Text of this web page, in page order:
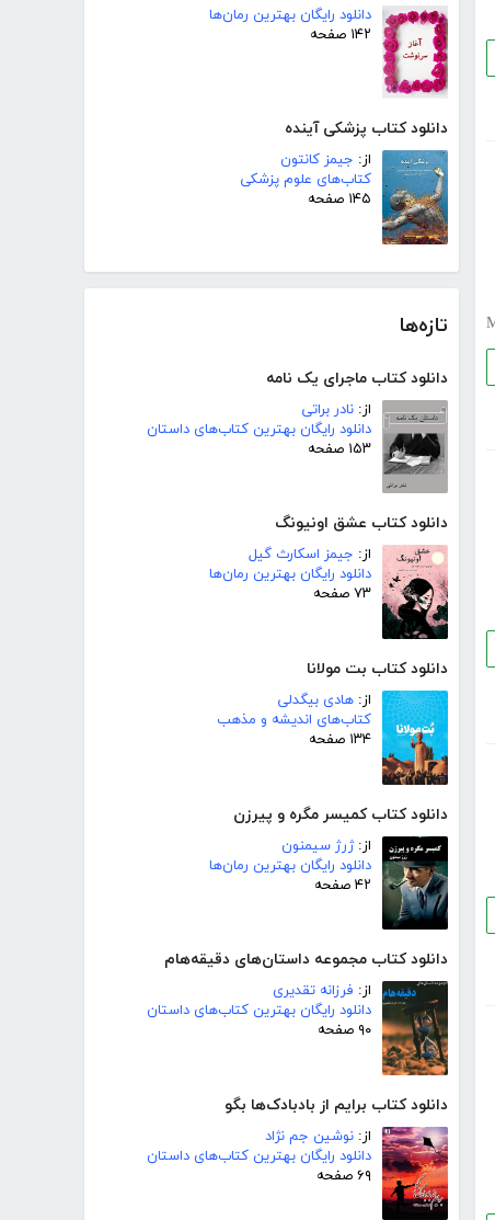
دانلود رایگان بهترین رمان‌ها
۱۴۲ صفحه
دانلود کتاب پزشکی آینده
از: جیمز کانتون
کتاب‌های علوم پزشکی
۱۴۵ صفحه
تازه‌ها
دانلود کتاب ماجرای یک نامه
از: نادر براتی
دانلود رایگان بهترین کتاب‌های داستان
۱۵۳ صفحه
دانلود کتاب عشق اونیونگ
از: جیمز اسکارث گیل
دانلود رایگان بهترین رمان‌ها
۷۳ صفحه
دانلود کتاب بت مولانا
از: هادی بیگدلی
کتاب‌های اندیشه و مذهب
۱۳۴ صفحه
دانلود کتاب کمیسر مگره و پیرزن
از:ژرژ سیمنون
دانلود رایگان بهترین رمان‌ها
۴۲ صفحه
دانلود کتاب مجموعه داستان‌های دقیقه‌هام
از: فرزانه تقدیری
دانلود رایگان بهترین کتاب‌های داستان
۹۰ صفحه
دانلود کتاب برایم از بادبادک‌ها بگو
از: نوشین جم نژاد
دانلود رایگان بهترین کتاب‌های داستان
۶۹ صفحه